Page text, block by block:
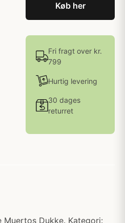
Køb her
Fri fragt over kr.
799
Hurtig levering
30 dages
returret
Muertos Dukke. Kategori: